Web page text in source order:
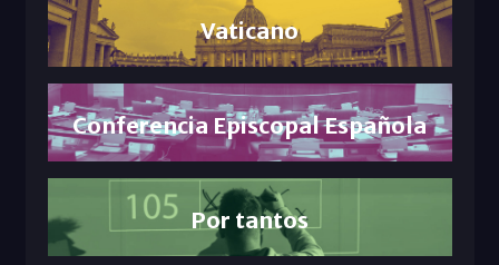
Vaticano
Conferencia Episcopal Española
Por tantos